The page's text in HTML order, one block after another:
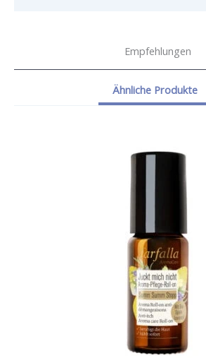
Empfehlungen
Ähnliche Produkte